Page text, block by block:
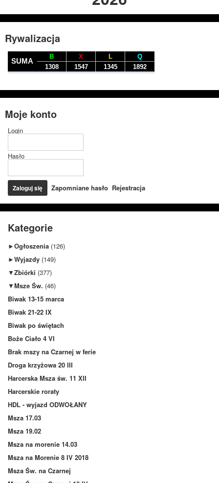
Rywalizacja
Moje konto
Login
Hasło
Zapomniane hasło Rejestracja
Kategorie
►Ogłoszenia (126)
►Wyjazdy (149)
▼Zbiórki (377)
▼Msze Św. (46)
Biwak 13-15 marca
Biwak 21-22 IX
Biwak po świętach
Boże Ciało 4 VI
Brak mszy na Czarnej w ferie
Droga krzyżowa 20 III
Harcerska Msza św. 11 XII
Harcerskie roraty
HDL - wyjazd ODWOŁANY
Msza 17.03
Msza 19.02
Msza na morenie 14.03
Msza na Morenie 8 IV 2018
Msza Św. na Czarnej